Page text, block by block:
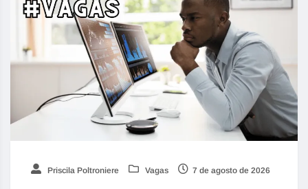
Priscila Poltroniere Vagas 7 de agosto de 2026